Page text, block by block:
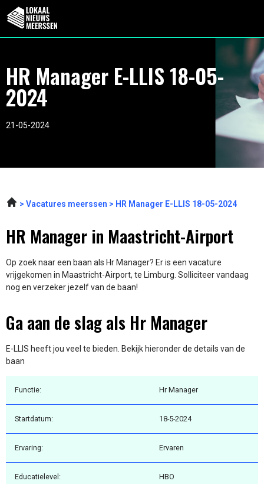
HR Manager E-LLIS 18-05-
2024
21-05-2024
Vacatures meerssen HR Manager E-LLIS 18-05-2024
HR Manager in Maastricht-Airport
Op zoek naar een baan als Hr Manager? Er is een vacature
vrijgekomen in Maastricht-Airport, te Limburg. Solliciteer vandaag
nog en verzeker jezelf van de baan!
Ga aan de slag als Hr Manager
E-LLIS heeft jou veel te bieden. Bekijk hieronder de details van de
baan
Functie: Hr Manager
Startdatum: 18-5-2024
Ervaring: Ervaren
Educatielevel: HBO